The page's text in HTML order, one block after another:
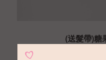
(送髮帶)糖